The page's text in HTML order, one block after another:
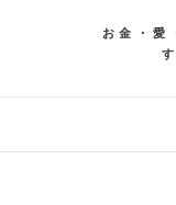
お金・愛